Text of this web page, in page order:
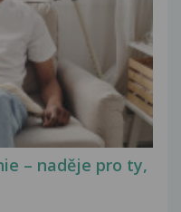
– naděje pro ty,